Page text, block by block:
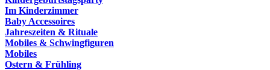
Im Kinderzimmer
Baby Accessoires
Jahreszeiten & Rituale
Mobiles & Schwingfiguren
Mobiles
Ostern & Frühling